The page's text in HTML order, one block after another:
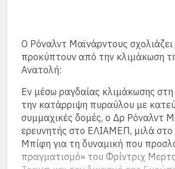
Ο Ρόναλντ Μαϊνάρντους
προκύπτουν από την κλιμάκωση
Ανατολή:
Εν μέσω ραγδαίας κλιμάκωσης
την κατάρριψη πυραύλου με
συμμαχικές δομές, ο Δρ Ρόναλντ
ερευνητής στο ΕΛΙΑΜΕΠ, μιλά στο
Μπίφη για τη δυναμική που
πραγματισμό» του Φρίντριχ